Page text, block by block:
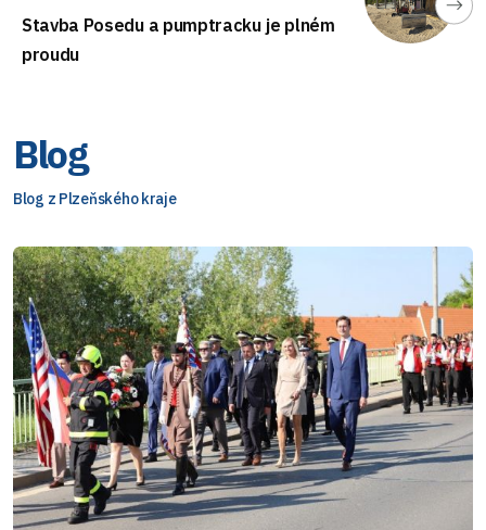
Stavba Posedu a pumptracku je plném
proudu
Blog
Blog z Plzeňského kraje